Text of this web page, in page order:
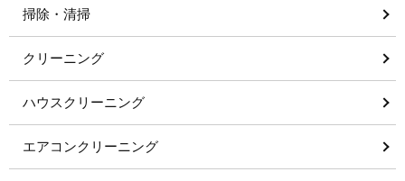
掃除・清掃
クリーニング
ハウスクリーニング
エアコンクリーニング